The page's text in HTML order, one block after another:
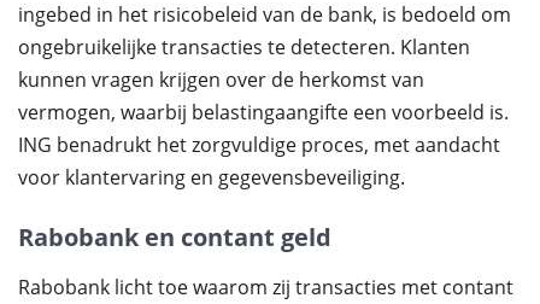
ingebed in het risicobeleid van de bank, is bedoeld om
ongebruikelijke transacties te detecteren. Klanten
kunnen vragen krijgen over de herkomst van
vermogen, waarbij belastingaangifte een voorbeeld is.
ING benadrukt het zorgvuldige proces, met aandacht
voor klantervaring en gegevensbeveiliging.
Rabobank en contant geld
Rabobank licht toe waarom zij transacties met contant